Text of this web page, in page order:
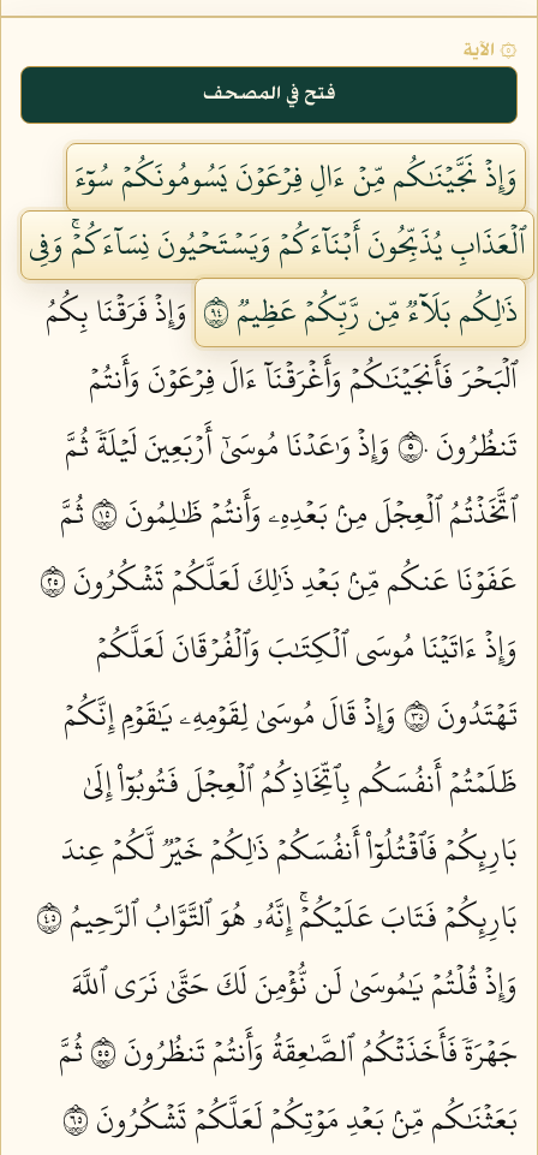
۞ الآية
فتح في المصحف
وَإِذۡ نَجَّيۡنَٰكُم مِّنۡ ءَالِ فِرۡعَوۡنَ يَسُومُونَكُمۡ سُوٓءَ
ٱلۡعَذَابِ يُذَبِّحُونَ أَبۡنَآءَكُمۡ وَيَسۡتَحۡيُونَ نِسَآءَكُمۡۚ وَفِي
ذَٰلِكُم بَلَآءٞ مِّن رَّبِّكُمۡ عَظِيمٞ ٤٩
وَإِذۡ فَرَقۡنَا بِكُمُ
ٱلۡبَحۡرَ فَأَنجَيۡنَٰكُمۡ وَأَغۡرَقۡنَآ ءَالَ فِرۡعَوۡنَ وَأَنتُمۡ
تَنظُرُونَ ٥٠
وَإِذۡ وَٰعَدۡنَا مُوسَىٰٓ أَرۡبَعِينَ لَيۡلَةٗ ثُمَّ
ٱتَّخَذۡتُمُ ٱلۡعِجۡلَ مِنۢ بَعۡدِهِۦ وَأَنتُمۡ ظَٰلِمُونَ ٥١
ثُمَّ
عَفَوۡنَا عَنكُم مِّنۢ بَعۡدِ ذَٰلِكَ لَعَلَّكُمۡ تَشۡكُرُونَ ٥٢
وَإِذۡ ءَاتَيۡنَا مُوسَى ٱلۡكِتَٰبَ وَٱلۡفُرۡقَانَ لَعَلَّكُمۡ
تَهۡتَدُونَ ٥٣
وَإِذۡ قَالَ مُوسَىٰ لِقَوۡمِهِۦ يَٰقَوۡمِ إِنَّكُمۡ
ظَلَمۡتُمۡ أَنفُسَكُم بِٱتِّخَاذِكُمُ ٱلۡعِجۡلَ فَتُوبُوٓاْ إِلَىٰ
بَارِئِكُمۡ فَٱقۡتُلُوٓاْ أَنفُسَكُمۡ ذَٰلِكُمۡ خَيۡرٞ لَّكُمۡ عِندَ
بَارِئِكُمۡ فَتَابَ عَلَيۡكُمۡۚ إِنَّهُۥ هُوَ ٱلتَّوَّابُ ٱلرَّحِيمُ ٥٤
وَإِذۡ قُلۡتُمۡ يَٰمُوسَىٰ لَن نُّؤۡمِنَ لَكَ حَتَّىٰ نَرَى ٱللَّهَ
جَهۡرَةٗ فَأَخَذَتۡكُمُ ٱلصَّٰعِقَةُ وَأَنتُمۡ تَنظُرُونَ ٥٥
ثُمَّ
بَعَثۡنَٰكُم مِّنۢ بَعۡدِ مَوۡتِكُمۡ لَعَلَّكُمۡ تَشۡكُرُونَ ٥٦